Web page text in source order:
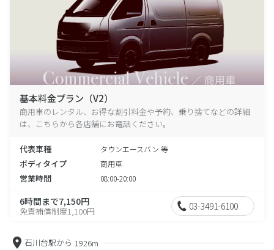
基本料金プラン（V2）
商用車のレンタル、お得な割引料金や予約、乗り捨てなどの詳細
は、こちらから各店舗にお電話ください。
代表車種 タウンエースバン 等
ボディタイプ 商用車
営業時間 08:00-20:00
6時間まで7,150円
免責補償制度1,100円 03-3491-6100
石川台駅から 1926m